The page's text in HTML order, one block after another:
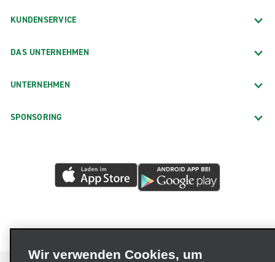
KUNDENSERVICE
DAS UNTERNEHMEN
UNTERNEHMEN
SPONSORING
Wir verwenden Cookies, um